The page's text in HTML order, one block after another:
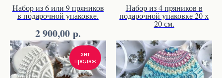
Набор из 6 или 9 пряников
в подарочной упаковке.
2 900,00 р.
Набор из 4 пряников в
подарочной упаковке 20 х
20 см.
хит
продаж